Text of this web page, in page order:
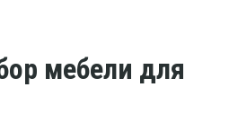
мебели для